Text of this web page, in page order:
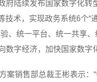
府陆续发布国家数字化
术，实现政务系统6个“
、统一平台、统一共享
字经济，加快国家数字
案销售部总裁王彬表示